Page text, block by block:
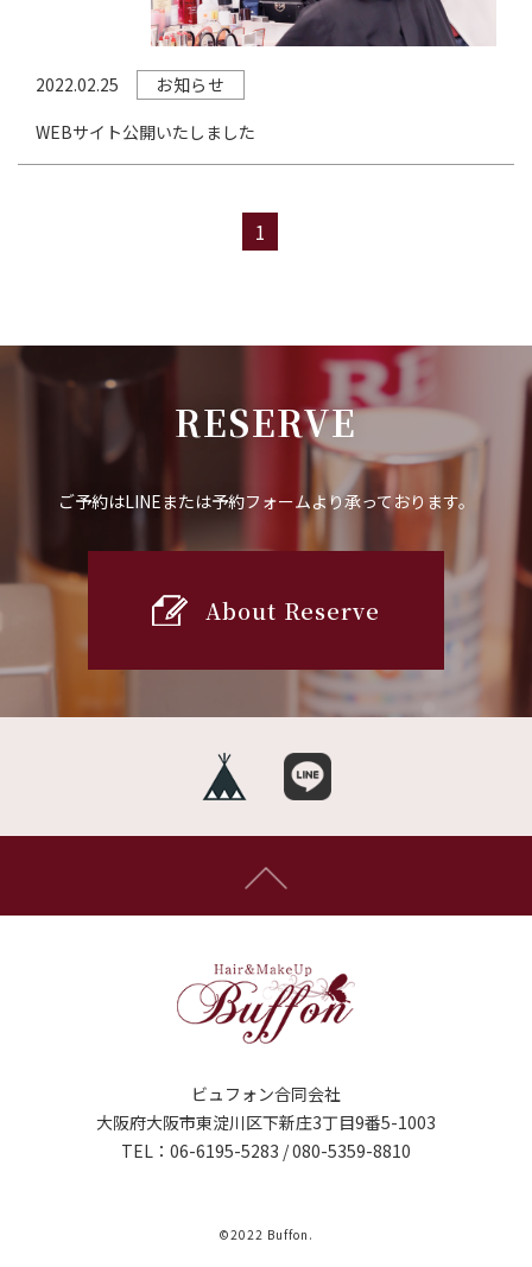
2022.02.25
お知らせ
WEBサイト公開いたしました
1
RESERVE
ご予約はLINEまたは予約フォームより承っております。
About Reserve
ビュフォン合同会社
大阪府大阪市東淀川区下新庄3丁目9番5-1003
TEL：06-6195-5283 / 080-5359-8810
©️2022 Buffon.